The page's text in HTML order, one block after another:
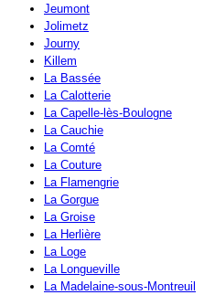
Jeumont
Jolimetz
Journy
Killem
La Bassée
La Calotterie
La Capelle-lès-Boulogne
La Cauchie
La Comté
La Couture
La Flamengrie
La Gorgue
La Groise
La Herlière
La Loge
La Longueville
La Madelaine-sous-Montreuil